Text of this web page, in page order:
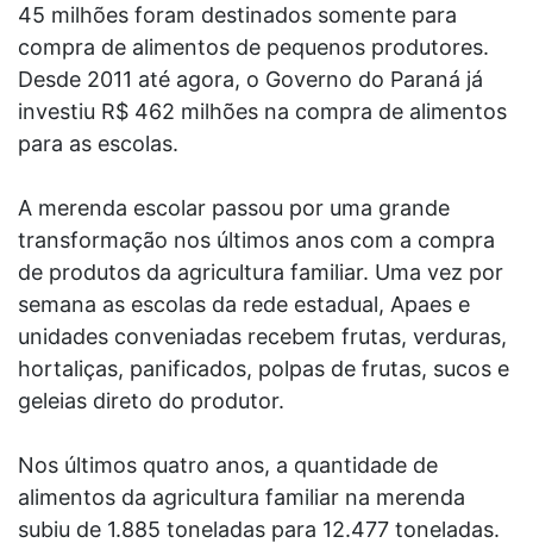
45 milhões foram destinados somente para
compra de alimentos de pequenos produtores.
Desde 2011 até agora, o Governo do Paraná já
investiu R$ 462 milhões na compra de alimentos
para as escolas.
A merenda escolar passou por uma grande
transformação nos últimos anos com a compra
de produtos da agricultura familiar. Uma vez por
semana as escolas da rede estadual, Apaes e
unidades conveniadas recebem frutas, verduras,
hortaliças, panificados, polpas de frutas, sucos e
geleias direto do produtor.
Nos últimos quatro anos, a quantidade de
alimentos da agricultura familiar na merenda
subiu de 1.885 toneladas para 12.477 toneladas.